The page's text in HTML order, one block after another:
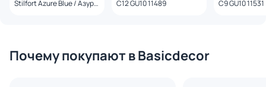
Stilfort Azure Blue / Азур
C12 GU10 11489
C9 GU10 11531
Почему покупают в Basicdecor